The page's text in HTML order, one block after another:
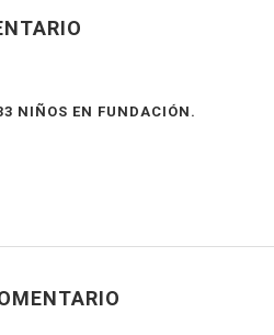
NIÑOS EN FUNDACIÓN.